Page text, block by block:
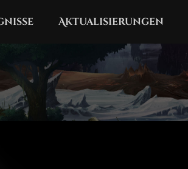
Aktualisierungen